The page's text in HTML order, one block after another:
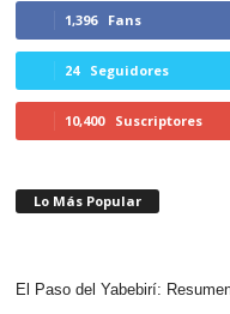
1,396 Fans
24 Seguidores
10,400 Suscriptores
Lo Más Popular
El Paso del Yabebirí: